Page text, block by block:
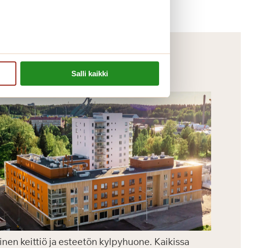
Salli kaikki
keittiö ja esteetön kylpyhuone. Kaikissa